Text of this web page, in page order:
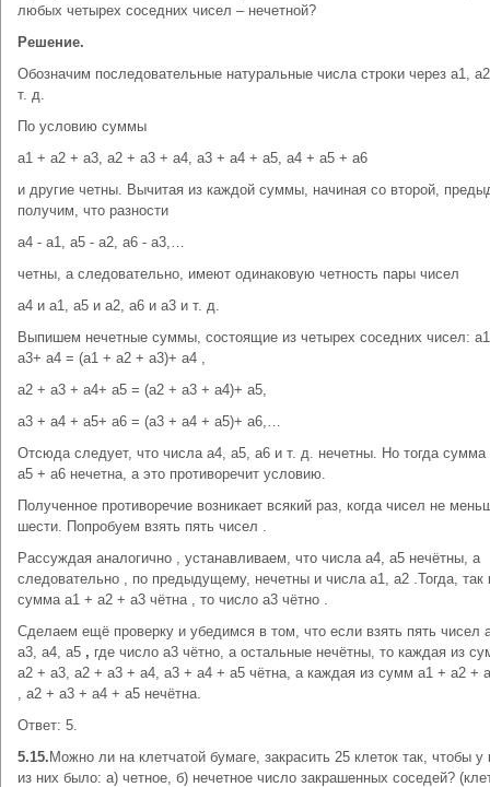
любых четырех соседних чисел – нечетной?
Решение.
Обозначим последовательные натуральные числа строки через а1,
т. д.
По условию суммы
а1 + а2 + а3, а2 + а3 + а4, а3 + а4 + а5, а4 + а5 + а6
и другие четны. Вычитая из каждой суммы, начиная со второй,
получим, что разности
а4 - а1, а5 - а2, а6 - а3,…
четны, а следовательно, имеют одинаковую четность пары чисел
а4 и а1, а5 и а2, а6 и а3 и т. д.
Выпишем нечетные суммы, состоящие из четырех соседних чисел:
а3+ а4 = (а1 + а2 + а3)+ а4 ,
а2 + а3 + а4+ а5 = (а2 + а3 + а4)+ а5,
а3 + а4 + а5+ а6 = (а3 + а4 + а5)+ а6,…
Отсюда следует, что числа а4, а5, а6 и т. д. нечетны. Но тогда сумма
а5 + а6 нечетна, а это противоречит условию.
Полученное противоречие возникает всякий раз, когда чисел не
шести. Попробуем взять пять чисел .
Рассуждая аналогично , устанавливаем, что числа а4, а5 нечётны, а
следовательно , по предыдущему, нечетны и числа а1, а2 .Тогда, так
сумма а1 + а2 + а3 чётна , то число а3 чётно .
Сделаем ещё проверку и убедимся в том, что если взять пять чисел
а3, а4, а5 , где число а3 чётно, а остальные нечётны, то каждая из
а2 + а3, а2 + а3 + а4, а3 + а4 + а5 чётна, а каждая из сумм а1 + а2 +
, а2 + а3 + а4 + а5 нечётна.
Ответ: 5.
5.15. Можно ли на клетчатой бумаге, закрасить 25 клеток так, чтобы у
из них было: а) четное, б) нечетное число закрашенных соседей?